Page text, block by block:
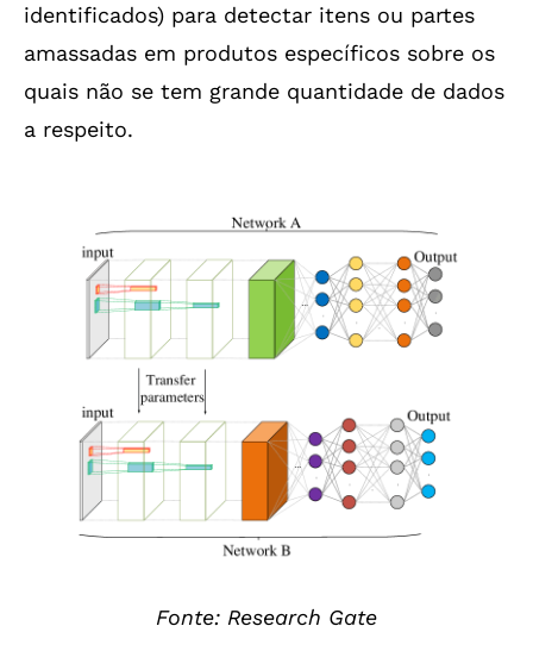
identificados) para detectar itens ou partes
amassadas em produtos específicos sobre os
quais não se tem grande quantidade de dados
a respeito.
Fonte: Research Gate